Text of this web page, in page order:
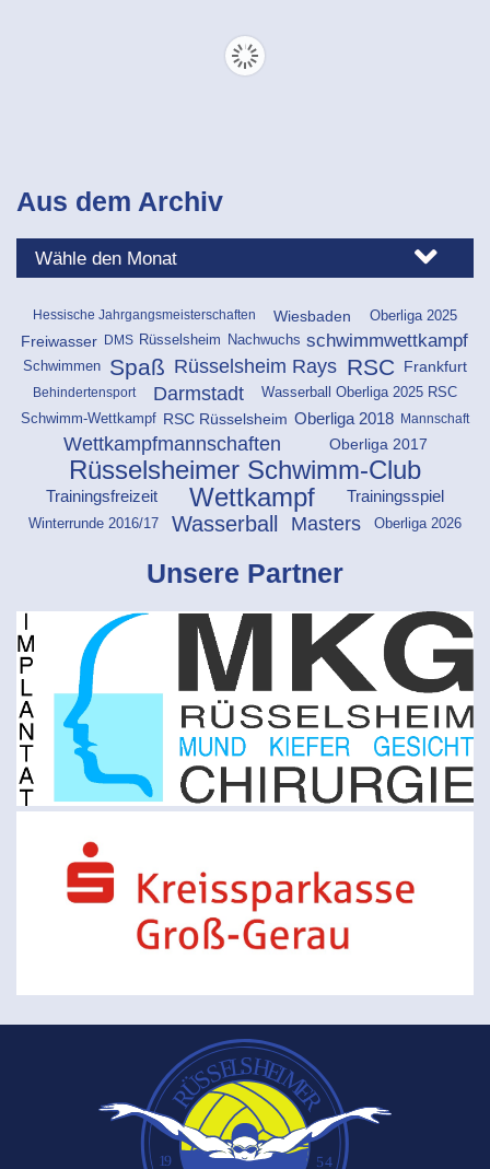
Aus dem Archiv
Hessische Jahrgangsmeisterschaften Wiesbaden Oberliga 2025
Freiwasser DMS Rüsselsheim Nachwuchs schwimmwettkampf
Schwimmen Spaß Rüsselsheim Rays RSC Frankfurt
Behindertensport Darmstadt
Wasserball Oberliga 2025 RSC
Schwimm-Wettkampf RSC Rüsselsheim Oberliga 2018 Mannschaft
Wettkampfmannschaften Oberliga 2017
Rüsselsheimer Schwimm-Club
Trainingsfreizeit Wettkampf Trainingsspiel
Winterrunde 2016/17 Wasserball Masters Oberliga 2026
Unsere Partner